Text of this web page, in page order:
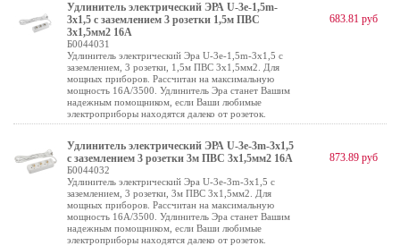
Удлинитель электрический ЭРА U-3e-1,5m-
3x1,5 с заземлением 3 розетки 1,5м ПВС
3x1,5мм2 16А
Б0044031
Удлинитель электрический Эра U-3e-1,5m-3x1,5 с
заземлением, 3 розетки, 1,5м ПВС 3x1,5мм2. Для
мощных приборов. Рассчитан на максимальную
мощность 16А/3500. Удлинитель Эра станет Вашим
надежным помощником, если Ваши любимые
электроприборы находятся далеко от розеток.
683.81 руб
Удлинитель электрический ЭРА U-3e-3m-3x1,5
с заземлением 3 розетки 3м ПВС 3x1,5мм2 16А
Б0044032
Удлинитель электрический Эра U-3e-3m-3x1,5 с
заземлением, 3 розетки, 3м ПВС 3x1,5мм2. Для
мощных приборов. Рассчитан на максимальную
мощность 16А/3500. Удлинитель Эра станет Вашим
надежным помощником, если Ваши любимые
электроприборы находятся далеко от розеток.
873.89 руб